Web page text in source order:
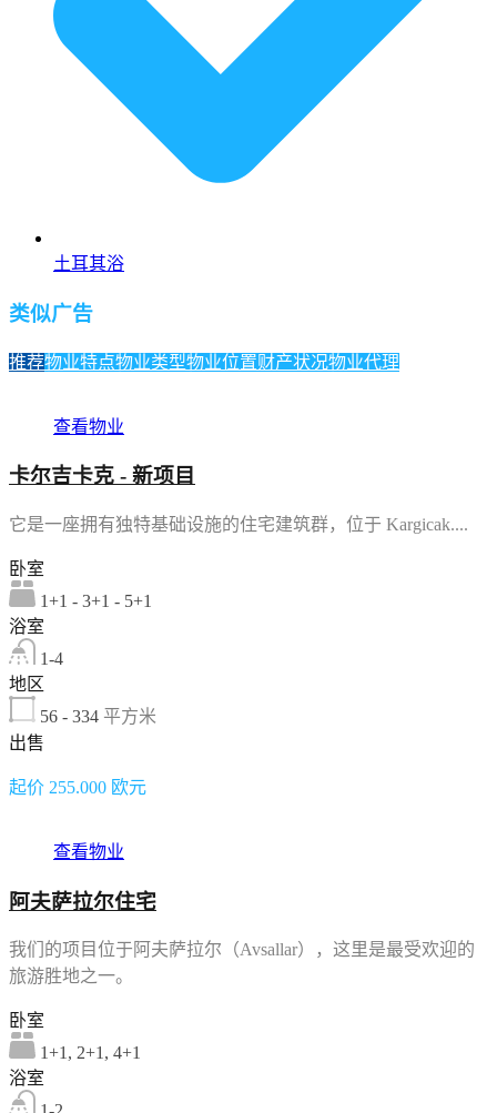
土耳其浴
类似广告
推荐物业特点物业类型物业位置财产状况物业代理
查看物业
卡尔吉卡克 - 新项目
它是一座拥有独特基础设施的住宅建筑群，位于 Kargicak....
卧室
1+1 - 3+1 - 5+1
浴室
1-4
地区
56 - 334 平方米
出售
起价 255.000 欧元
查看物业
阿夫萨拉尔住宅
我们的项目位于阿夫萨拉尔（Avsallar），这里是最受欢迎的
旅游胜地之一。
卧室
1+1, 2+1, 4+1
浴室